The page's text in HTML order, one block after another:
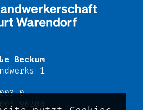
Beckum
1
0
90200